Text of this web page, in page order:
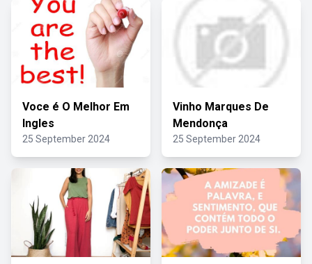
Voce é O Melhor Em
Ingles
25 September 2024
Vinho Marques De
Mendonça
25 September 2024